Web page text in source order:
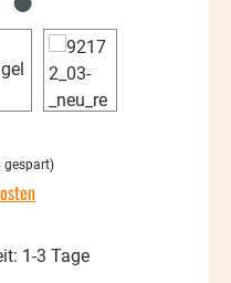
gespart)
1-3 Tage